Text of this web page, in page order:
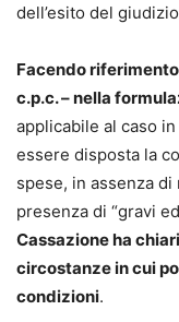
dell’esito del
Facendo riferimento
c.p.c. – nella
applicabile al caso
essere disposta la
spese, in assenza
presenza di “gravi
Cassazione ha
circostanze in cui
condizioni.